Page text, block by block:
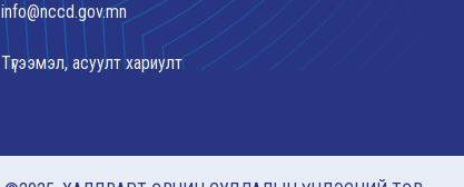
info@nccd.gov.mn
Түгээмэл, асуулт хариулт